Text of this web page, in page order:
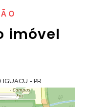
imóvel
IGUACU - PR